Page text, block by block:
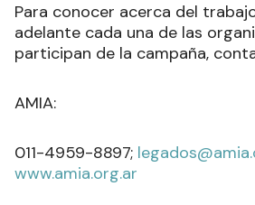
Para conocer acerca del
adelante cada una de las
participan de la campaña,
AMIA:
011-4959-8897;
www.amia.org.ar